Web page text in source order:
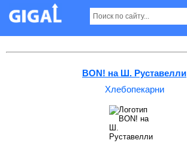
Хлебопекарни в Ташкенте
BON! на Ш. Руставелли
Хлебопекарни